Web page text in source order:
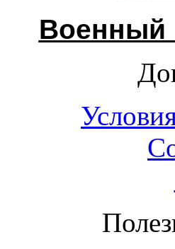
Военный